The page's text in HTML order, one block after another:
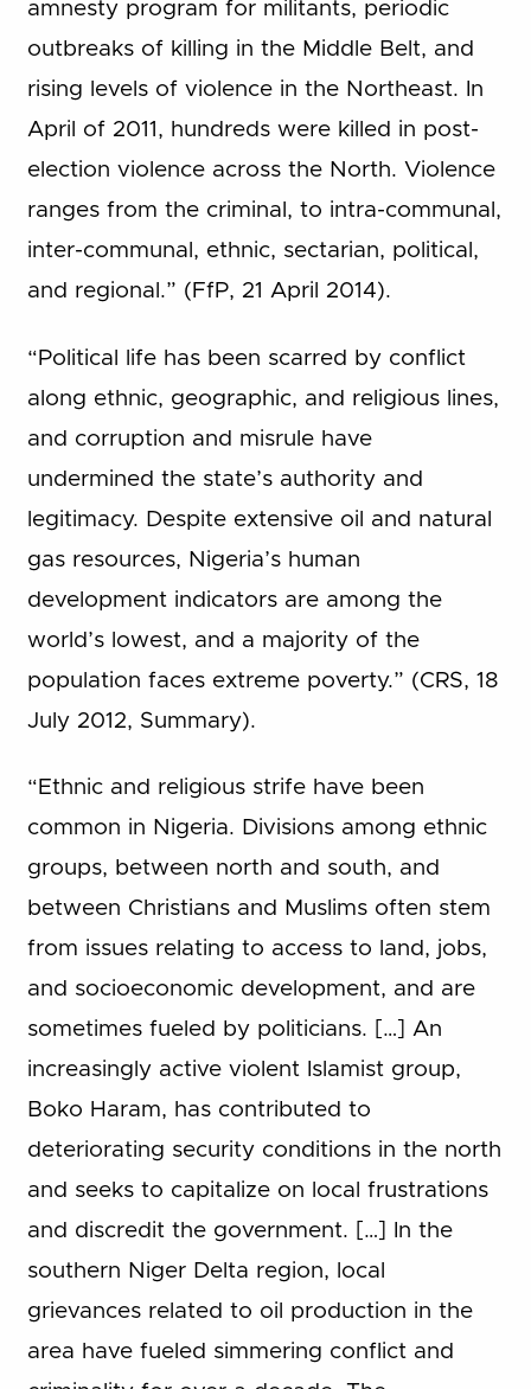
amnesty program for militants, periodic
outbreaks of killing in the Middle Belt, and
rising levels of violence in the Northeast. In
April of 2011, hundreds were killed in post-
election violence across the North. Violence
ranges from the criminal, to intra-communal,
inter-communal, ethnic, sectarian, political,
and regional.” (FfP, 21 April 2014).
“Political life has been scarred by conflict
along ethnic, geographic, and religious lines,
and corruption and misrule have
undermined the state’s authority and
legitimacy. Despite extensive oil and natural
gas resources, Nigeria’s human
development indicators are among the
world’s lowest, and a majority of the
population faces extreme poverty.” (CRS, 18
July 2012, Summary).
“Ethnic and religious strife have been
common in Nigeria. Divisions among ethnic
groups, between north and south, and
between Christians and Muslims often stem
from issues relating to access to land, jobs,
and socioeconomic development, and are
sometimes fueled by politicians. […] An
increasingly active violent Islamist group,
Boko Haram, has contributed to
deteriorating security conditions in the north
and seeks to capitalize on local frustrations
and discredit the government. […] In the
southern Niger Delta region, local
grievances related to oil production in the
area have fueled simmering conflict and